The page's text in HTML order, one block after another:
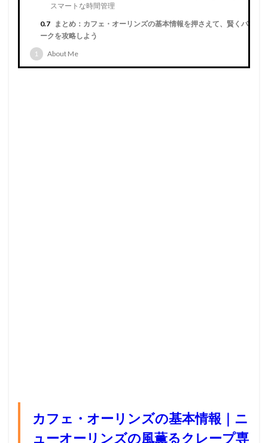
スマートな時間管理
0.7 まとめ：カフェ・オーリンズの基本情報を押さえて、賢くパ
ークを攻略しよう
1
About Me
カフェ・オーリンズの基本情報｜ニ
ューオーリンズの風薫るクレープ専